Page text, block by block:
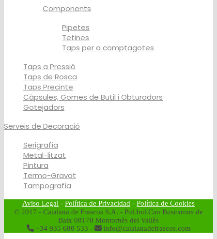
Components
Pipetes
Tetines
Taps per a comptagotes
Taps a Pressió
Taps de Rosca
Taps Precinte
Càpsules, Gomes de Butil i Obturadors
Gotejadors
Serveis de Decoració
Serigrafía
Metal-litzat
Pintura
Termo-Gravat
Tampografía
Aviso Legal - Política de Privacidad - Política de Cookies
© 2017 - Catalana de Frascos S.A. - Pol.Ind.Can Buscarons de
Baix 08170 Montornès del Vallès
+34 935 680 533 -
info@catalanadefrascos.com